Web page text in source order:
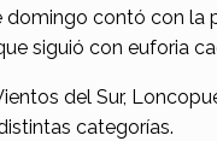
domingo contó con la
siguió con euforia
del Sur,
categorías.